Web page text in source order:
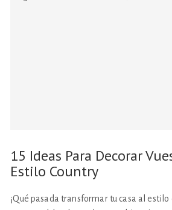
15 Ideas Para Decorar
Estilo Country
¡Qué pasada transformar tu casa al estilo